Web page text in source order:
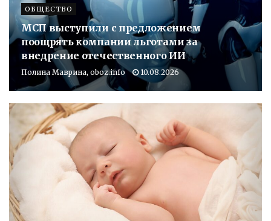
ОБЩЕСТВО
МСП выступили с предложением
поощрять компании льготами за
внедрение отечественного ИИ
Полина Маврина, oboz.info 10.08.2026